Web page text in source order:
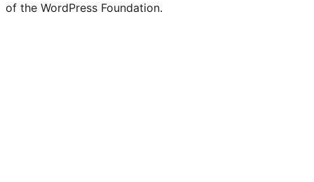
of the WordPress Foundation.